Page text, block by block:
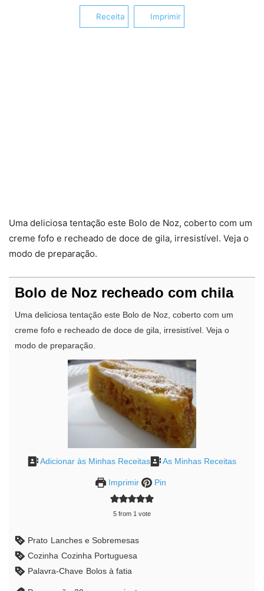
Receita Imprimir
Uma deliciosa tentação este Bolo de Noz, coberto com um
creme fofo e recheado de doce de gila, irresistível. Veja o
modo de preparação.
Bolo de Noz recheado com chila
Uma deliciosa tentação este Bolo de Noz, coberto com um
creme fofo e recheado de doce de gila, irresistível. Veja o
modo de preparação.
Adicionar às Minhas Receitas As Minhas Receitas
Imprimir Pin
5 from 1 vote
Prato Lanches e Sobremesas
Cozinha Cozinha Portuguesa
Palavra-Chave Bolos à fatia